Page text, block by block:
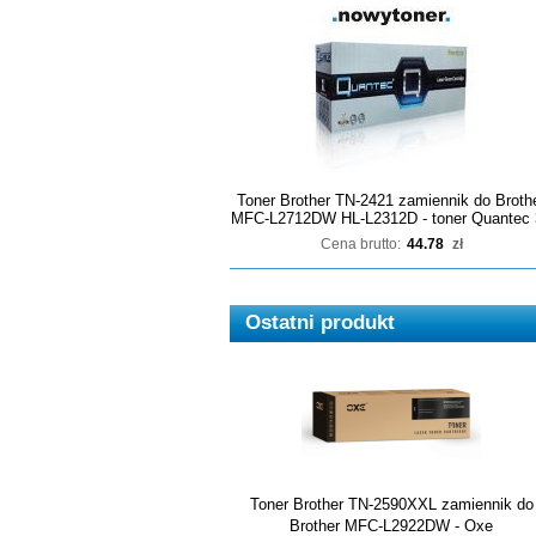
Toner Brother TN-2421 zamiennik do
MFC-L2712DW HL-L2312D - toner Quantec
Cena brutto: 44.78 zł
Ostatni produkt
Toner Brother TN-2590XXL zamiennik do
Brother MFC-L2922DW - Oxe